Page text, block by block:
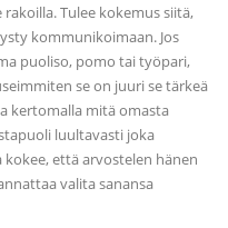
Tulee kokemus siitä,
kommunikoimaan. Jos
puoliso, pomo tai työpari,
se on juuri se tärkeä
kertomalla mitä omasta
luultavasti joka
että arvostelen hänen
valita sanansa